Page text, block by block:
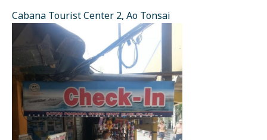
Cabana Tourist Center 2, Ao Tonsai